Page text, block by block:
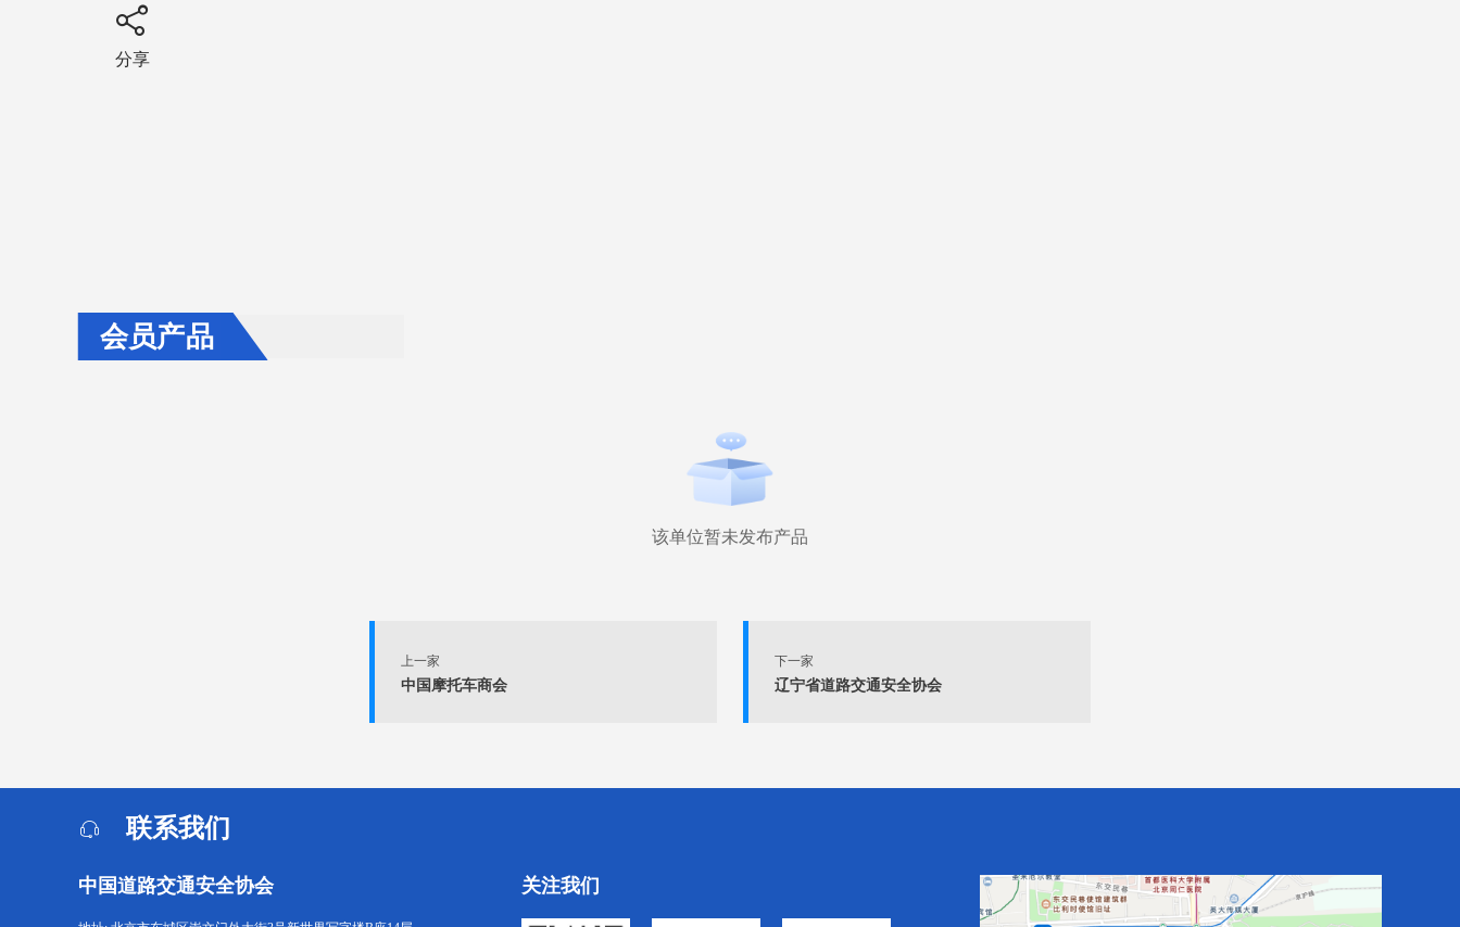
分享
会员产品
该单位暂未发布产品
上一家
中国摩托车商会
下一家
辽宁省道路交通安全协会
联系我们
中国道路交通安全协会 关注我们